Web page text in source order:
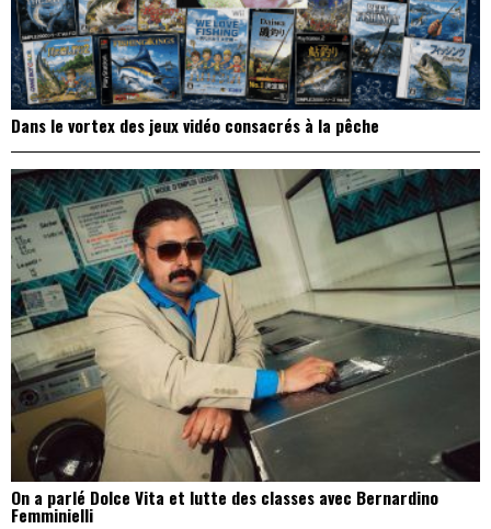
Dans le vortex des jeux vidéo consacrés à la pêche
On a parlé Dolce Vita et lutte des classes avec Bernardino
Femminielli